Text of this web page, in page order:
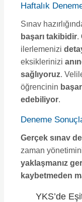
Haftalık
Sınav
başarı takibidir.
ilerlemenizi
eksiklerinizi
sağlıyoruz.
öğrencinin
edebiliyor.
Deneme
Gerçek sınav
zaman
yaklaşmanız
kaybetmeden
YKS’de